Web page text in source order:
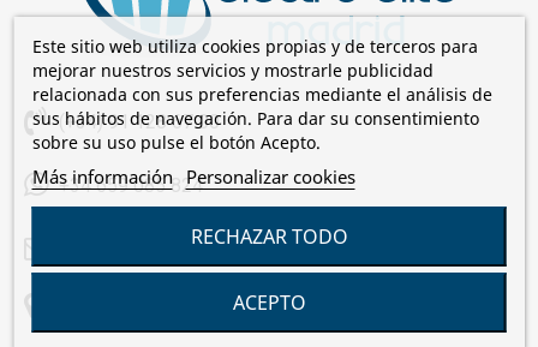
(+34) 91 128 67 00
+34 659 085 824
comercial@electroelite.es
C/Laguna de Cameros, 7 28021 Madrid
Este sitio web utiliza cookies propias y de terceros para
mejorar nuestros servicios y mostrarle publicidad
relacionada con sus preferencias mediante el análisis de
sus hábitos de navegación. Para dar su consentimiento
sobre su uso pulse el botón Acepto.
Más información Personalizar cookies
RECHAZAR TODO
ACEPTO